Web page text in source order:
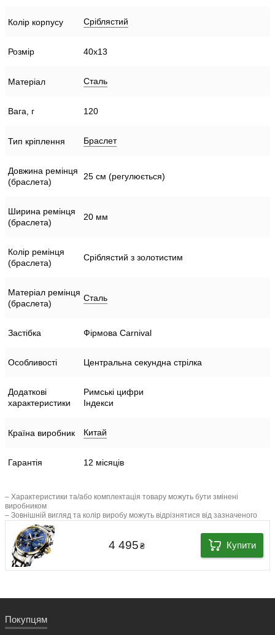
Колір корпусу Сріблястий
Розмір 40х13
Матеріал Сталь
Вага, г 120
Тип кріплення Браслет
Довжина ремінця
(браслета)
25 см (регулюється)
Ширина ремінця
(браслета)
20 мм
Колір ремінця
(браслета)
Сріблястий з золотистим
Матеріал ремінця
(браслета)
Сталь
Застібка Фірмова Carnival
Особливості Центральна секундна стрілка
Додаткові
характеристики
Римські цифри
Індекси
Країна виробник Китай
Гарантія 12 місяців
– Характеристики та/або комплектація товару можуть бути змінені
виробником
– Зовнішній вигляд та колір виробу можуть відрізнятися від зазначеного
4 495₴ Купити
Покупцям